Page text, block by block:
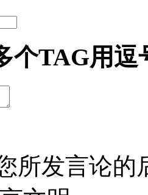
个TAG用
所发言论的